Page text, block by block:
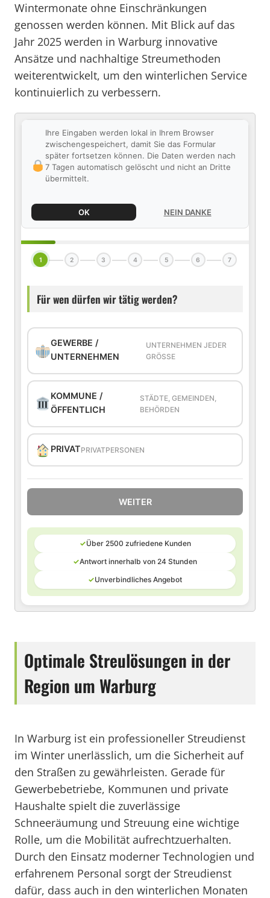
Wintermonate ohne Einschränkungen
genossen werden können. Mit Blick auf das
Jahr 2025 werden in Warburg innovative
Ansätze und nachhaltige Streumethoden
weiterentwickelt, um den winterlichen Service
kontinuierlich zu verbessern.
Ihre Eingaben werden lokal in Ihrem Browser
zwischengespeichert, damit Sie das Formular
später fortsetzen können. Die Daten werden nach
7 Tagen automatisch gelöscht und nicht an Dritte
übermittelt.
OK NEIN DANKE
1 2 3 4 5 6 7
Für wen dürfen wir tätig werden?
GEWERBE /
UNTERNEHMEN
UNTERNEHMEN JEDER
GRÖSSE
KOMMUNE /
ÖFFENTLICH
STÄDTE, GEMEINDEN,
BEHÖRDEN
PRIVATPRIVATPERSONEN
WEITER
✓Über 2500 zufriedene Kunden
✓Antwort innerhalb von 24 Stunden
✓Unverbindliches Angebot
Optimale Streulösungen in der
Region um Warburg
In Warburg ist ein professioneller Streudienst
im Winter unerlässlich, um die Sicherheit auf
den Straßen zu gewährleisten. Gerade für
Gewerbebetriebe, Kommunen und private
Haushalte spielt die zuverlässige
Schneeräumung und Streuung eine wichtige
Rolle, um die Mobilität aufrechtzuerhalten.
Durch den Einsatz moderner Technologien und
erfahrenem Personal sorgt der Streudienst
dafür, dass auch in den winterlichen Monaten